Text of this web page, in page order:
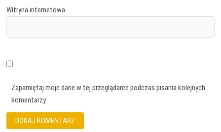
Witryna internetowa
Zapamiętaj moje dane w tej przeglądarce podczas pisania kolejnych
komentarzy.